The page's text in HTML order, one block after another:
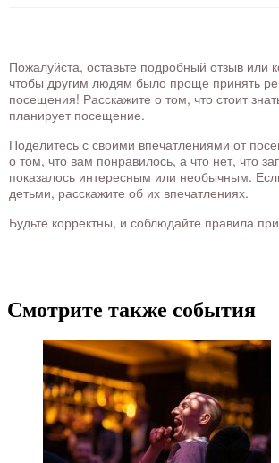
Пожалуйста, оставьте подробный отзыв или
чтобы другим людям было проще принять
посещения! Расскажите о том, что стоит
планирует посещение.
Поделитесь с своими впечатлениями от
о том, что вам понравилось, а что нет, что
показалось интересным или необычным.
детьми, расскажите об их впечатлениях.
Будьте корректны, и соблюдайте правила
Смотрите также события